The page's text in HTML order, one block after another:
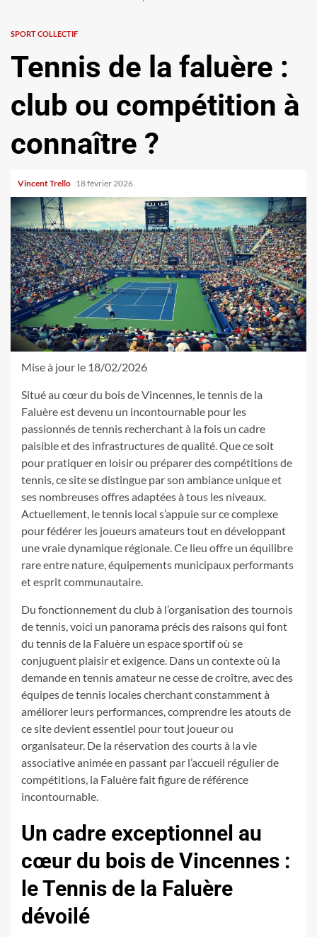
SPORT COLLECTIF
Tennis de la faluère :
club ou compétition à
connaître ?
Vincent Trello 18 février 2026
Mise à jour le 18/02/2026
Situé au cœur du bois de Vincennes, le tennis de la
Faluère est devenu un incontournable pour les
passionnés de tennis recherchant à la fois un cadre
paisible et des infrastructures de qualité. Que ce soit
pour pratiquer en loisir ou préparer des compétitions de
tennis, ce site se distingue par son ambiance unique et
ses nombreuses offres adaptées à tous les niveaux.
Actuellement, le tennis local s’appuie sur ce complexe
pour fédérer les joueurs amateurs tout en développant
une vraie dynamique régionale. Ce lieu offre un équilibre
rare entre nature, équipements municipaux performants
et esprit communautaire.
Du fonctionnement du club à l’organisation des tournois
de tennis, voici un panorama précis des raisons qui font
du tennis de la Faluère un espace sportif où se
conjuguent plaisir et exigence. Dans un contexte où la
demande en tennis amateur ne cesse de croître, avec des
équipes de tennis locales cherchant constamment à
améliorer leurs performances, comprendre les atouts de
ce site devient essentiel pour tout joueur ou
organisateur. De la réservation des courts à la vie
associative animée en passant par l’accueil régulier de
compétitions, la Faluère fait figure de référence
incontournable.
Un cadre exceptionnel au
cœur du bois de Vincennes :
le Tennis de la Faluère
dévoilé